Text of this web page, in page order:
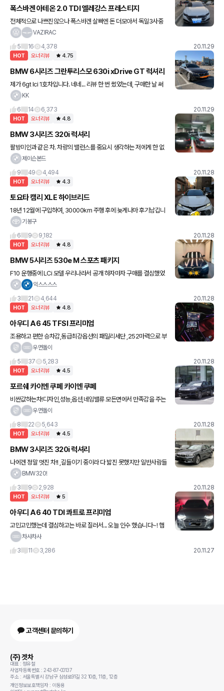
폭스바겐 아테온 2.0 TDI 엘레강스 프레스티지
전체적으로 나쁘진않으나 폭스바겐 살빠엔 돈 더모아서 독일3사중
하나 살렵니다,, ,디젤인데도불구하고 가속이나 아런부분들이다해선
ㅋㅋ ,
VAZIRAC
5
16 4,378 20.11.29
HOT 오너리뷰 4.75
BMW 6시리즈 그란투리스모 630i xDrive GT 럭셔리
제가 6gt lci 1호차입니다. 네네... 리뷰 한 번 썼었는데, 구매한 날 써
서 너무 성의가 없었던 것 같아.. 이제 약 1000km를 뛰어 느낀 점 적
KK
6
14 6,373 20.11.29
HOT 오너리뷰 4.8
BMW 3시리즈 320i 럭셔리
팔방미인과 같은 차. 차량의 밸런스를 중요시 생각하는 저에게 한 없
이 좋은 차이며 모든 면에서 만족도가 높습니다. 참고로 사파이어 블
제이슨본드
9
49 4,494 20.11.28
HOT 오너리뷰 4.3
토요타 캠리 XLE 하이브리드
18년 12월에 구입하여, 30000km 주행 후에 늦게나마 후기남깁니
다. 차에 대해 잘 모를때, 첫차산다고 그냥 예쁘고 연비 좋은 캠리 하
기봉구
6
9 9,182 20.11.28
HOT 오너리뷰 4.8
BMW 5시리즈 530e M 스포츠 패키지
F10 운행중에 LCi 모델 우리나라서 공개 하자마자 구매를 결심했었
으나 E220d 4M amg 을 보고 난 와이프의 반대로 바로 진행할수
익스스스스
3
21 4,644 20.11.28
HOT 오너리뷰 4.8
아우디 A6 45 TFSI 프리미엄
조용하고 편한 승차감,동급최강옵션의 패밀리세단 ,252마력으로 부
족함없는출력과 승차감이 편함 ,개취이지만 동급세단중 디자인은 독
고 센
우면돌이
5
37 5,283 20.11.28
HOT 오너리뷰 4.5
포르쉐 카이엔 쿠페 카이엔 쿠페
비싼값하는차!디자인,성능,옵션,네임밸류 모든면에서 만족감을 주는
차. ,고속안정성,코너링,승차감 모두 우수 ,누가봐도 포르쉐디자인이
모든
우면돌이
8
22 5,643 20.11.28
HOT 오너리뷰 4.5
BMW 3시리즈 320i 럭셔리
나에겐 정말 멋진 차!! ,길들이기 중이라 다 밟진 못했지만 일반사람들
에겐 충분한 성능입니다. ,디자인은 세그먼트 최고 ,다른 건 다 좋으나
BMW320!
3
9 2,928 20.11.28
HOT 오너리뷰 5
아우디 A6 40 TDI 콰트로 프리미엄
고민고민했는데 결심하고는 바로 질러서... 오늘 인수 했습니다~! 햅
틱 조작 반응 걱정하시는 분들 있는 것 같던데 조작에 전혀 문제없고
차사차사
3
11 3,286 20.11.27
고객센터 문의하기
(주) 겟차
대표 : 정유철
사업자등록번호 : 243-87-00137
주소 : 서울특별시 강남구 삼성로91길 32 10층, 11층, 12층
개인정보보호책임자 : 이동용